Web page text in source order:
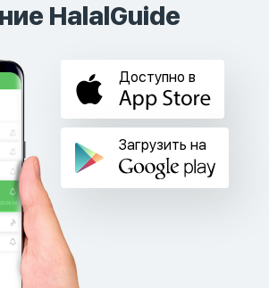
HalalGuide
Доступно в
Загрузить на